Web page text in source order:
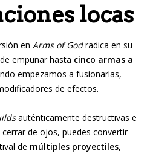
locas
en Arms of Godradica en su
empuñar hasta cinco armas a
empezamos a fusionarlas,
de efectos.
auténticamente destructivas e
de ojos, puedes convertir
de múltiples proyectiles,